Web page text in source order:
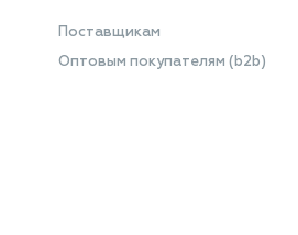
Поставщикам
Оптовым покупателям (b2b)